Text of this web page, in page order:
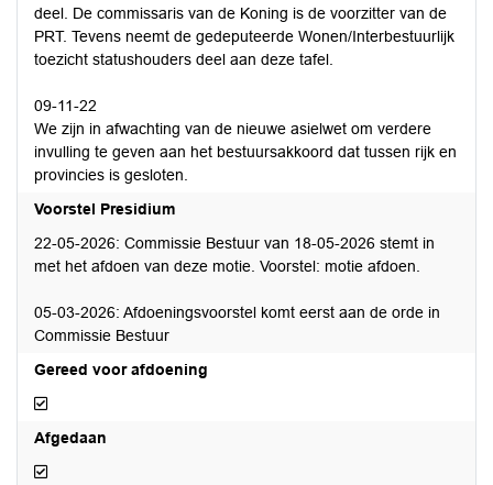
deel. De commissaris van de Koning is de voorzitter van de
PRT. Tevens neemt de gedeputeerde Wonen/Interbestuurlijk
toezicht statushouders deel aan deze tafel.
09-11-22
We zijn in afwachting van de nieuwe asielwet om verdere
invulling te geven aan het bestuursakkoord dat tussen rijk en
provincies is gesloten.
Voorstel Presidium
22-05-2026: Commissie Bestuur van 18-05-2026 stemt in
met het afdoen van deze motie. Voorstel: motie afdoen.
05-03-2026: Afdoeningsvoorstel komt eerst aan de orde in
Commissie Bestuur
Gereed voor afdoening
Gereed voor afdoening
Afgedaan
Afgedaan